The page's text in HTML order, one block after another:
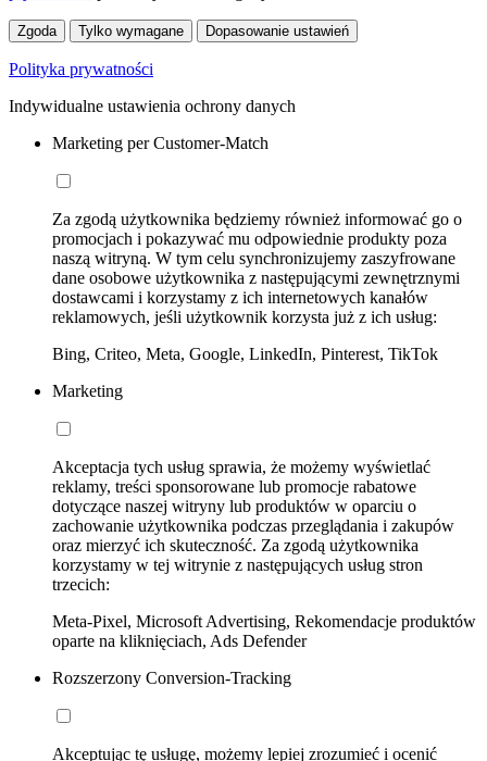
Zgoda Tylko wymagane Dopasowanie ustawień
Polityka prywatności
Indywidualne ustawienia ochrony danych
Marketing per Customer-Match
Za zgodą użytkownika będziemy również informować go o
promocjach i pokazywać mu odpowiednie produkty poza
naszą witryną. W tym celu synchronizujemy zaszyfrowane
dane osobowe użytkownika z następującymi zewnętrznymi
dostawcami i korzystamy z ich internetowych kanałów
reklamowych, jeśli użytkownik korzysta już z ich usług:
Bing, Criteo, Meta, Google, LinkedIn, Pinterest, TikTok
Marketing
Akceptacja tych usług sprawia, że możemy wyświetlać
reklamy, treści sponsorowane lub promocje rabatowe
dotyczące naszej witryny lub produktów w oparciu o
zachowanie użytkownika podczas przeglądania i zakupów
oraz mierzyć ich skuteczność. Za zgodą użytkownika
korzystamy w tej witrynie z następujących usług stron
trzecich:
Meta-Pixel, Microsoft Advertising, Rekomendacje produktów
oparte na kliknięciach, Ads Defender
Rozszerzony Conversion-Tracking
Akceptując tę usługę, możemy lepiej zrozumieć i ocenić